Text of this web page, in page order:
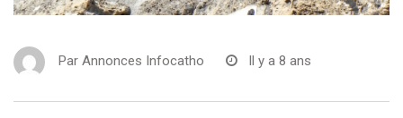
Par Annonces Infocatho Il y a 8 ans